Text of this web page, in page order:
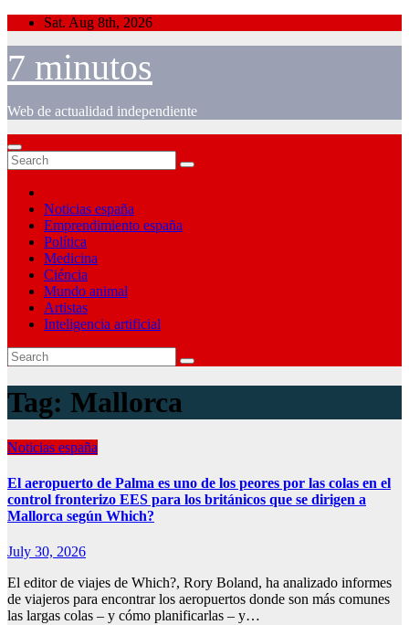
Skip
content
Sat. Aug 8th, 2026
7 minutos
Web de actualidad independiente
Noticias españa
Emprendimiento españa
Política
Medicina
Ciéncia
Mundo animal
Artistas
Inteligencia artificial
Tag: Mallorca
Noticias españa
El aeropuerto de Palma es uno de los peores por las colas en el
control fronterizo EES para los británicos que se dirigen a
Mallorca según Which?
July 30, 2026
El editor de viajes de Which?, Rory Boland, ha analizado informes
de viajeros para encontrar los aeropuertos donde son más comunes
las largas colas – y cómo planificarlas – y…